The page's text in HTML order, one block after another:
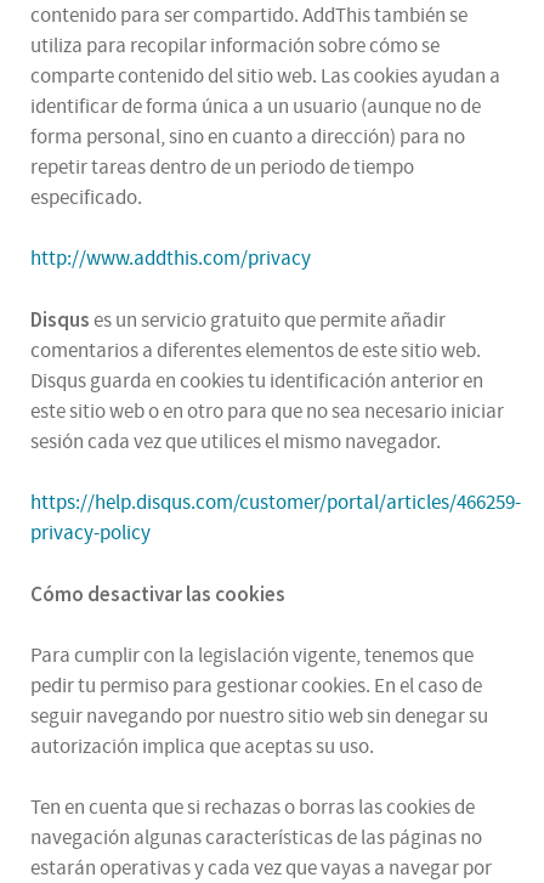
contenido para ser compartido. AddThis también se
utiliza para recopilar información sobre cómo se
comparte contenido del sitio web. Las cookies ayudan a
identificar de forma única a un usuario (aunque no de
forma personal, sino en cuanto a dirección) para no
repetir tareas dentro de un periodo de tiempo
especificado.
http://www.addthis.com/privacy
Disquses un servicio gratuito que permite añadir
comentarios a diferentes elementos de este sitio web.
Disqus guarda en cookies tu identificación anterior en
este sitio web o en otro para que no sea necesario iniciar
sesión cada vez que utilices el mismo navegador.
https://help.disqus.com/customer/portal/articles/466259-
privacy-policy
Cómo desactivar las cookies
Para cumplir con la legislación vigente, tenemos que
pedir tu permiso para gestionar cookies. En el caso de
seguir navegando por nuestro sitio web sin denegar su
autorización implica que aceptas su uso.
Ten en cuenta que si rechazas o borras las cookies de
navegación algunas características de las páginas no
estarán operativas y cada vez que vayas a navegar por